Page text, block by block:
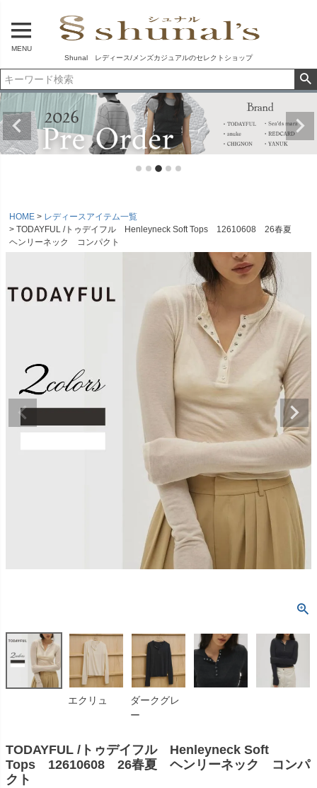
MENU
Shunal レディース/メンズカジュアルのセレクトショップ
HOME
レディースアイテム一覧
TODAYFUL /トゥデイフル Henleyneck Soft Tops 12610608 26春夏
ヘンリーネック コンパクト
エクリュ
ダークグレ
ー
TODAYFUL /トゥデイフル Henleyneck Soft
Tops 12610608 26春夏 ヘンリーネック コンパ
クト